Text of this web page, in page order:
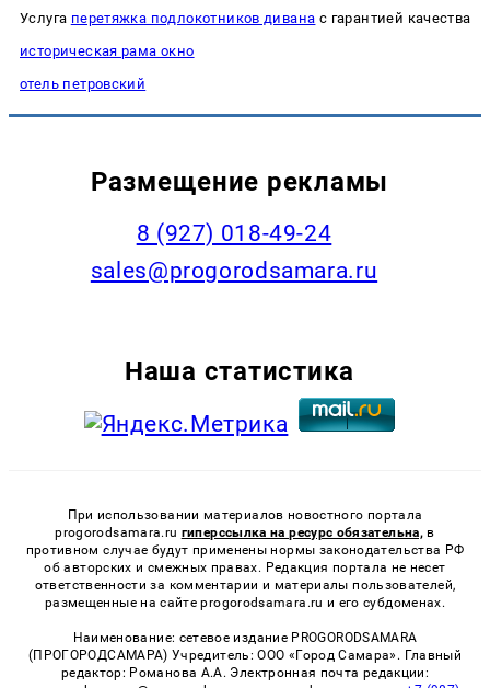
Услуга перетяжка подлокотников дивана с гарантией качества
историческая рама окно
отель петровский
Размещение рекламы
8 (927) 018-49-24
sales@progorodsamara.ru
Наша статистика
При использовании материалов новостного портала
progorodsamara.ru гиперссылка на ресурс обязательна, в
противном случае будут применены нормы законодательства РФ
об авторских и смежных правах. Редакция портала не несет
ответственности за комментарии и материалы пользователей,
размещенные на сайте progorodsamara.ru и его субдоменах.
Наименование: сетевое издание PROGORODSAMARA
(ПРОГОРОДСАМАРА) Учредитель: ООО «Город Самара». Главный
редактор: Романова А.А. Электронная почта редакции: